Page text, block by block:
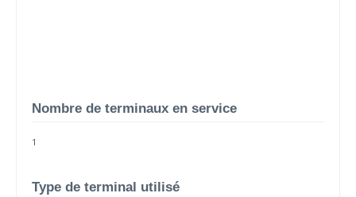
Nombre de terminaux en service
1
Type de terminal utilisé